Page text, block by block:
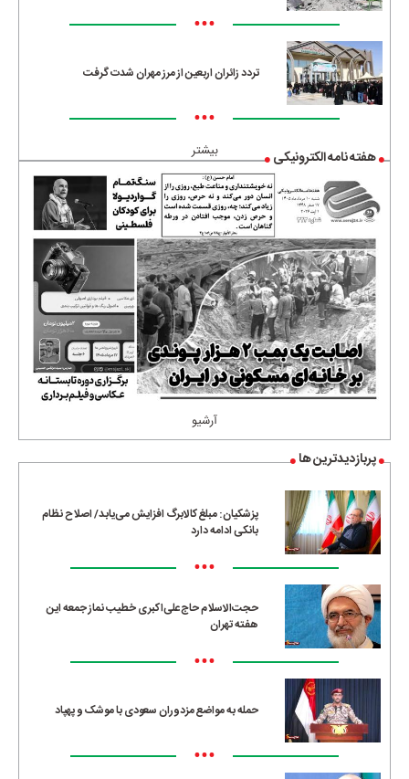
•••
تردد زائران اربعین از مرز مهران شدت گرفت
•••
بیشتر هفته نامه الکترونیکی
آرشیو
پربازدیدترین ها
پزشکیان: مبلغ کالابرگ افزایش می‌یابد/ اصلاح نظام
بانکی ادامه دارد
•••
حجت‌الاسلام حاج‌علی‌اکبری خطیب نماز جمعه این
هفته تهران
•••
حمله به مواضع مزدوران سعودی با موشک و پهپاد
•••